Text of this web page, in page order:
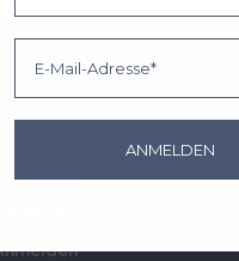
Fragen
ANMELDEN